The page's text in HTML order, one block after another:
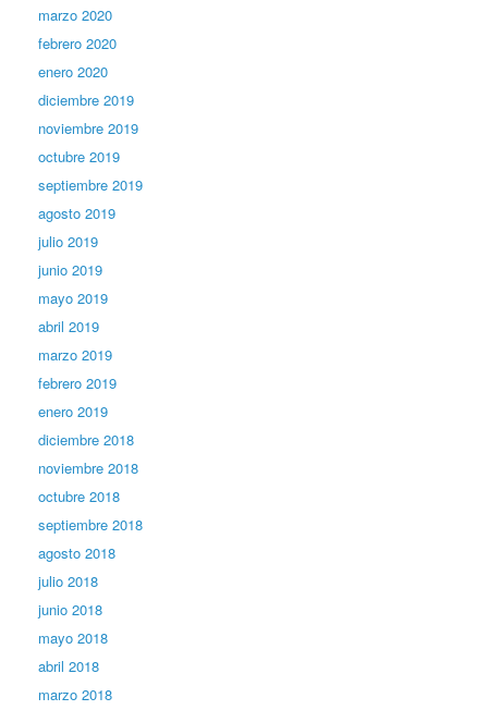
marzo 2020
febrero 2020
enero 2020
diciembre 2019
noviembre 2019
octubre 2019
septiembre 2019
agosto 2019
julio 2019
junio 2019
mayo 2019
abril 2019
marzo 2019
febrero 2019
enero 2019
diciembre 2018
noviembre 2018
octubre 2018
septiembre 2018
agosto 2018
julio 2018
junio 2018
mayo 2018
abril 2018
marzo 2018